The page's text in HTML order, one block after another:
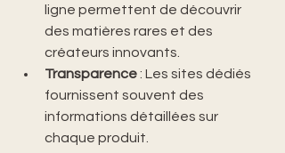
ligne permettent de découvrir
des matières rares et des
créateurs innovants.
Transparence : Les sites dédiés
fournissent souvent des
informations détaillées sur
chaque produit.